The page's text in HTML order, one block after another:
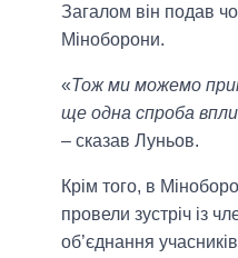
Загалом він подав
Міноборони.
«Тож ми можемо
ще одна спроба
– сказав Луньов.
Крім того, в
провели зустріч із
об’єднання